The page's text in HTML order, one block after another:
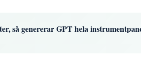
så genererar GPT hela